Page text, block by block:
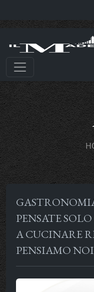
PENSATE
A CUCINARE
PENSIAMO NOI